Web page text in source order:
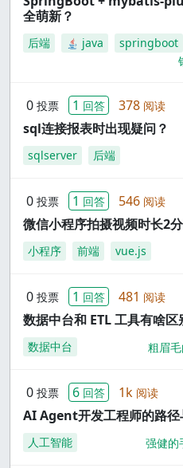
全萌新？
后端 java springboot
0 投票 1 回答 378 阅读
sql连接报表时出现疑问？
sqlserver 后端
0 投票 1 回答 546 阅读
微信小程序拍摄视频时长2
小程序 前端 vue.js
0 投票 1 回答 481 阅读
数据中台和 ETL 工具有啥区
数据中台 粗眉
0 投票 6 回答 1k 阅读
AI Agent开发工程师的路径
人工智能 强健的